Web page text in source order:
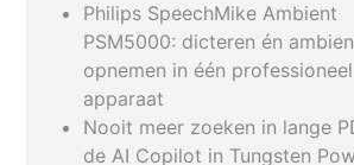
Philips SpeechMike Ambient
PSM5000: dicteren én
opnemen in één professioneel
apparaat
Nooit meer zoeken in lange
de AI Copilot in Tungsten